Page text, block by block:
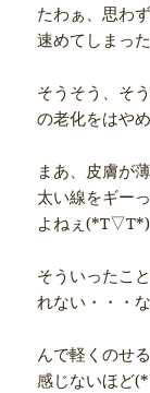
たわぁ、思わ
速めてしまっ
そうそう、そ
の老化をはや
まあ、皮膚が
太い線をギー
よねぇ(*T▽T*)
そういったこ
れない・・・
んで軽くのせ
感じないほど